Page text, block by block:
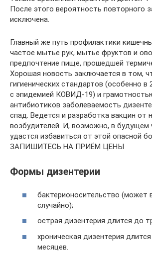
После этого вероятность повторного
исключена.
Главный же путь профилактики
частое мытье рук, мытье фруктов и
предпочтение пище, прошедшей
Хорошая новость заключается в том,
гигиенических стандартов (особенно в
с эпидемией КОВИД-19) и
антибиотиков заболеваемость
спад. Ведется и разработка вакцин от
возбудителей. И, возможно, в будущем
удастся избавиться от этой опасной
ЗАПИШИТЕСЬ НА ПРИЁМ ЦЕНЫ
Формы дизентерии
бактерионосительство (может
случайно);
острая дизентерия длится до
хроническая дизентерия
месяцев.